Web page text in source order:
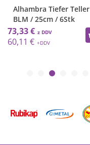
Alhambra Tiefer Teller
BLM / 25cm / 6Stk
73,33 €
60,11 €